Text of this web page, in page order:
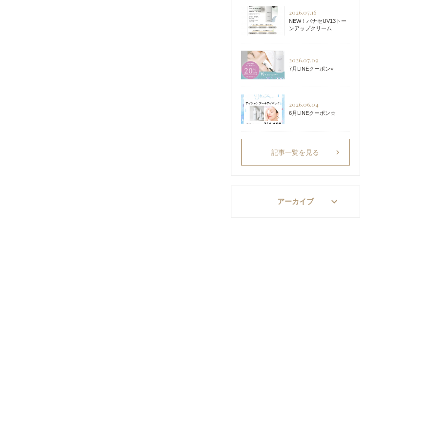
2026.07.16
NEW！パナセUV13トー
ンアップクリーム
2026.07.09
7月LINEクーポン⭐︎
2026.06.04
6月LINEクーポン☆
記事一覧を見る chevron_right
アーカイブ keyboard_arrow_down